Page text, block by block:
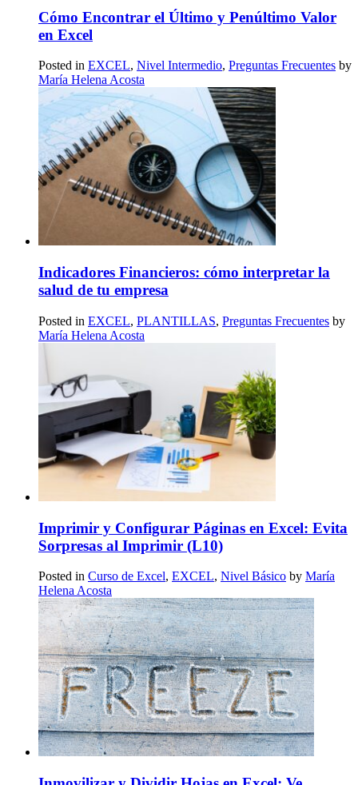
Cómo Encontrar el Último y Penúltimo Valor
en Excel
Posted in EXCEL, Nivel Intermedio, Preguntas Frecuentes by
María Helena Acosta
Indicadores Financieros: cómo interpretar la
salud de tu empresa
Posted in EXCEL, PLANTILLAS, Preguntas Frecuentes by
María Helena Acosta
Imprimir y Configurar Páginas en Excel: Evita
Sorpresas al Imprimir (L10)
Posted in Curso de Excel, EXCEL, Nivel Básico by María
Helena Acosta